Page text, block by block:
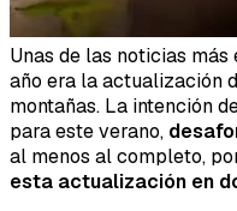
Unas de las noticias
año era la actualización
montañas. La intención
para este verano,
al menos al completo,
esta actualización en